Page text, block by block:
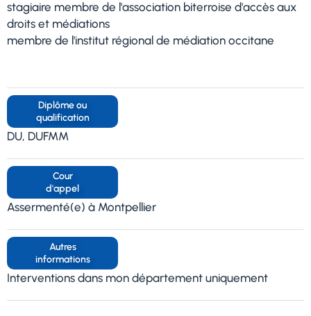
stagiaire membre de l'association biterroise d'accès aux
droits et médiations
membre de l'institut régional de médiation occitane
Diplôme ou
qualification
DU, DUFMM
Cour
d'appel
Assermenté(e) à Montpellier
Autres
informations
Interventions dans mon département uniquement